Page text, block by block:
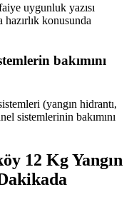
uygunluk yazısı
konusunda
bakımını
(yangın hidrantı,
sistemlerinin bakımını
12 Kg Yangın